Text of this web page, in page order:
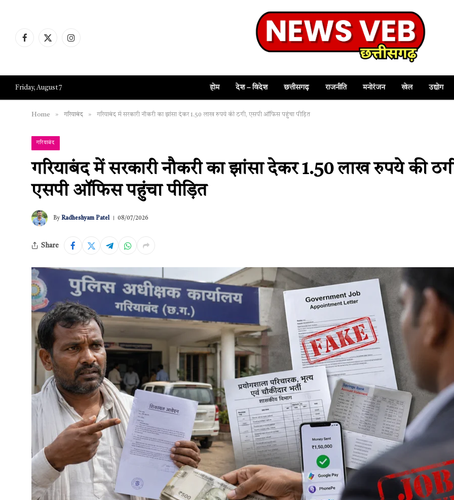
Facebook
X
Instagram
Friday, August 7 होम देश – विदेश छत्तीसगढ़ राजनीति मनोरंजन खेल उद्योग
Home » गरियाबंद » गरियाबंद में सरकारी नौकरी का झांसा देकर 1.50 लाख रुपये की ठगी, एसपी ऑफिस पहुंचा पीड़ित
गरियाबंद
गरियाबंद में सरकारी नौकरी का झांसा देकर 1.50 लाख रुपये की
एसपी ऑफिस पहुंचा पीड़ित
By Radheshyam Patel 08/07/2026
Share